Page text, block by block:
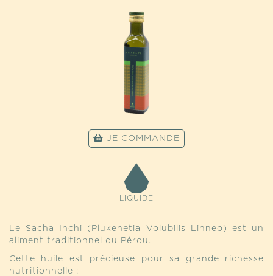
JE COMMANDE
LIQUIDE
Le Sacha Inchi (Plukenetia Volubilis Linneo) est un
aliment traditionnel du Pérou.
Cette huile est précieuse pour sa grande richesse
nutritionnelle :